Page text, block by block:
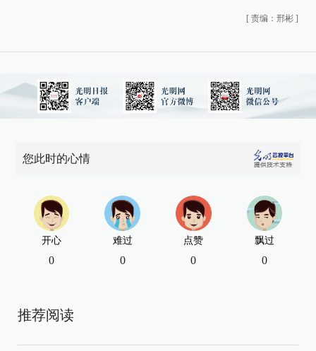
[ 责编：邢彬 ]
您此时的心情
开心
0
难过
0
点赞
0
飘过
0
推荐阅读